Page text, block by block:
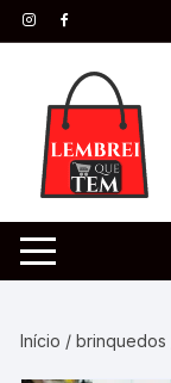
Início /brinquedos